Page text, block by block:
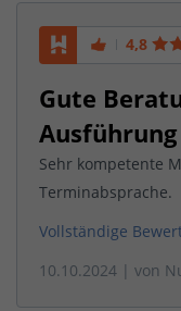
4,8
Gute
Ausführung
Sehr kompetente
Terminabsprache.
Vollständige
10.10.2024 | von